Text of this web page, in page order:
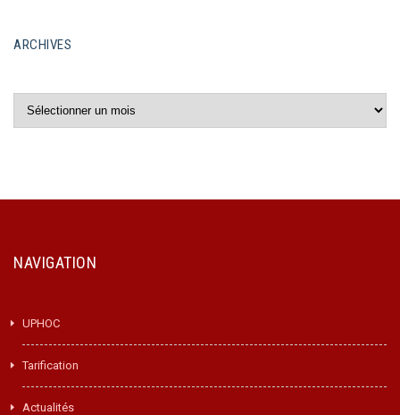
ARCHIVES
NAVIGATION
UPHOC
Tarification
Actualités